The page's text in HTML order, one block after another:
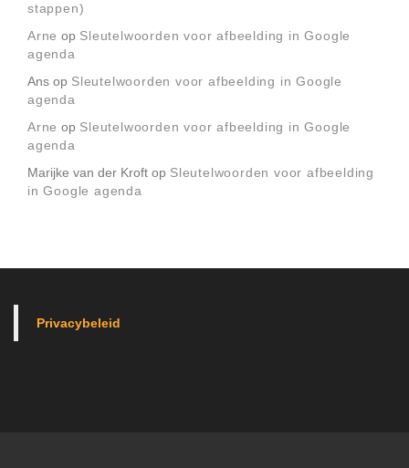
stappen)
Arne op Sleutelwoorden voor afbeelding in Google
agenda
Ans op Sleutelwoorden voor afbeelding in Google
agenda
Arne op Sleutelwoorden voor afbeelding in Google
agenda
Marijke van der Kroft op Sleutelwoorden voor afbeelding
in Google agenda
Privacybeleid